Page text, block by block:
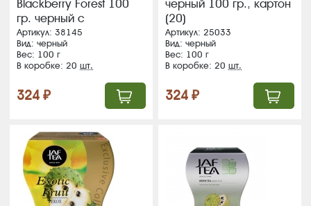
Blackberry Forest 100
гр. черный с
аром.ежевики, картон
(20) (222)
Артикул: 38145
Вид: черный
Вес: 100 г
В коробке: 20шт.
324 ₽
черный 100 гр., картон
(20)
Артикул: 25033
Вид: черный
Вес: 100 г
В коробке: 20шт.
324 ₽